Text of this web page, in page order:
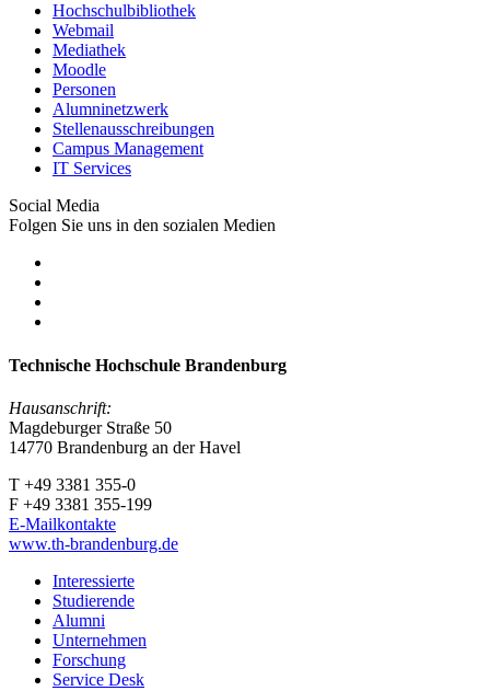
Hochschulbibliothek
Webmail
Mediathek
Moodle
Personen
Alumninetzwerk
Stellenausschreibungen
Campus Management
IT Services
Social Media
Folgen Sie uns in den sozialen Medien
Technische Hochschule Brandenburg
Hausanschrift:
Magdeburger Straße 50
14770 Brandenburg an der Havel
T +49 3381 355-0
F +49 3381 355-199
E-Mailkontakte
www.th-brandenburg.de
Interessierte
Studierende
Alumni
Unternehmen
Forschung
Service Desk